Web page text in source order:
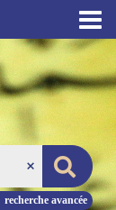
recherche avancée